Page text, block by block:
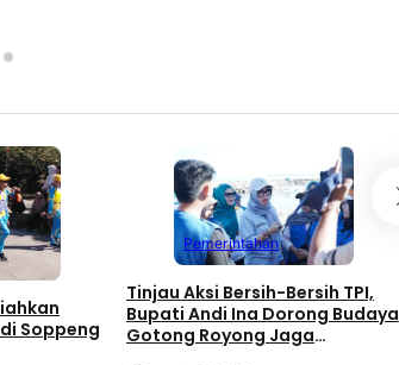
Soppeng
Pemerintahan
Tinjau Aksi Bersih-Bersih TPI,
Bupati Andi Ina Dorong Budaya
Gotong Royong Jaga